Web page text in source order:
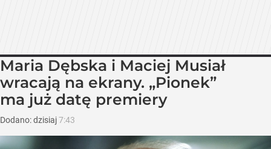
Maria Dębska i Maciej Musiał
wracają na ekrany. „Pionek”
ma już datę premiery
Dodano:dzisiaj7:43